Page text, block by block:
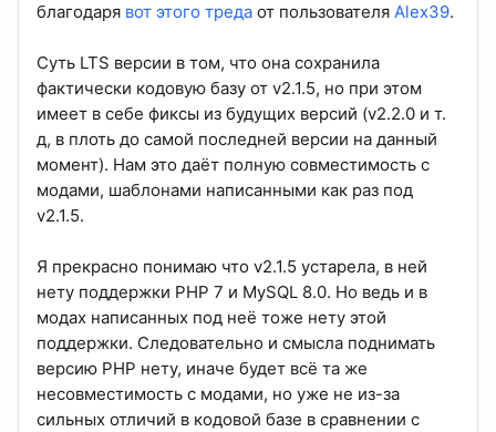
благодаря вот этого треда от пользователя Alex39.
Суть LTS версии в том, что она сохранила
фактически кодовую базу от v2.1.5, но при этом
имеет в себе фиксы из будущих версий (v2.2.0 и т.
д, в плоть до самой последней версии на данный
момент). Нам это даёт полную совместимость с
модами, шаблонами написанными как раз под
v2.1.5.
Я прекрасно понимаю что v2.1.5 устарела, в ней
нету поддержки PHP 7 и MySQL 8.0. Но ведь и в
модах написанных под неё тоже нету этой
поддержки. Следовательно и смысла поднимать
версию PHP нету, иначе будет всё та же
несовместимость с модами, но уже не из-за
сильных отличий в кодовой базе в сравнении с